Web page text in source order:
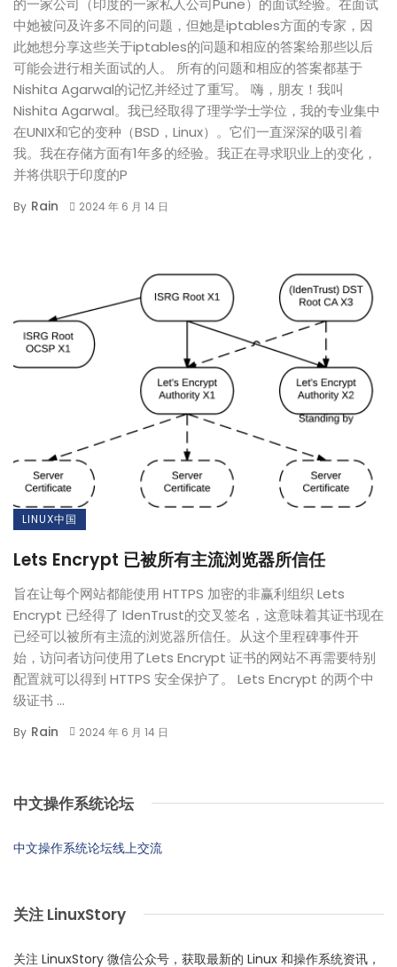
的一家公司（印度的一家私人公司Pune）的面试经验。在面试
中她被问及许多不同的问题，但她是iptables方面的专家，因
此她想分享这些关于iptables的问题和相应的答案给那些以后
可能会进行相关面试的人。 所有的问题和相应的答案都基于
Nishita Agarwal的记忆并经过了重写。 嗨，朋友！我叫
Nishita Agarwal。我已经取得了理学学士学位，我的专业集中
在UNIX和它的变种（BSD，Linux）。它们一直深深的吸引着
我。我在存储方面有1年多的经验。我正在寻求职业上的变化，
并将供职于印度的P
By Rain 2024 年 6 月 14 日
LINUX中国
Lets Encrypt 已被所有主流浏览器所信任
旨在让每个网站都能使用 HTTPS 加密的非赢利组织 Lets
Encrypt 已经得了 IdenTrust的交叉签名，这意味着其证书现在
已经可以被所有主流的浏览器所信任。从这个里程碑事件开
始，访问者访问使用了Lets Encrypt 证书的网站不再需要特别
配置就可以得到 HTTPS 安全保护了。 Lets Encrypt 的两个中
级证书 ...
By Rain 2024 年 6 月 14 日
中文操作系统论坛
中文操作系统论坛线上交流
关注 LinuxStory
关注 LinuxStory 微信公众号，获取最新的 Linux 和操作系统资讯，